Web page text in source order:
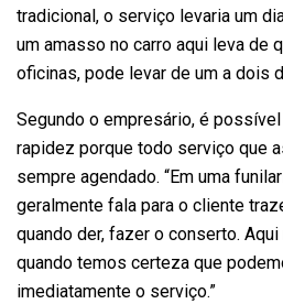
tradicional, o serviço levaria um
um amasso no carro aqui leva de
oficinas, pode levar de um a dois
Segundo o empresário, é
rapidez porque todo serviço que
sempre agendado. “Em uma
geralmente fala para o cliente
quando der, fazer o conserto.
quando temos certeza que
imediatamente o serviço.”